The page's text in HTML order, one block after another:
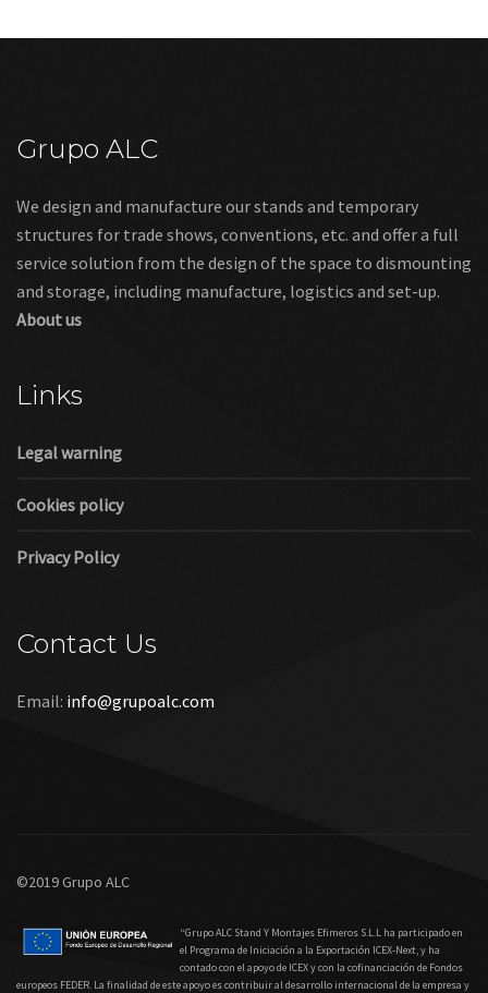
Grupo ALC
We design and manufacture our stands and temporary
structures for trade shows, conventions, etc. and offer a full
service solution from the design of the space to dismounting
and storage, including manufacture, logistics and set-up.
About us
Links
Legal warning
Cookies policy
Privacy Policy
Contact Us
Email: info@grupoalc.com
©2019 Grupo ALC
“Grupo ALC Stand Y Montajes Efimeros S.L.L ha participado en
el Programa de Iniciación a la Exportación ICEX‐Next, y ha
contado con el apoyo de ICEX y con la cofinanciación de Fondos
europeos FEDER. La finalidad de este apoyo es contribuir al desarrollo internacional de la empresa y